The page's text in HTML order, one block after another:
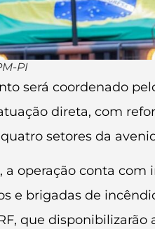
PI
será coordenado
direta, com
setores da
a operação conta com
e brigadas de
que